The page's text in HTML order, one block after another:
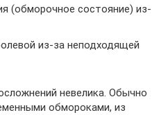
(обморочное состояние) из-
из-за неподходящей
невелика. Обычно
обмороками, из